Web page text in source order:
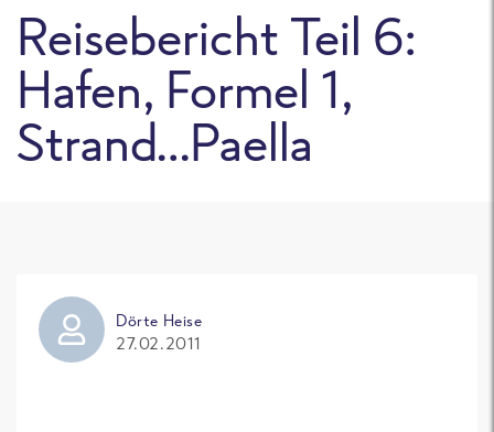
Reisebericht Teil 6:
Hafen, Formel 1,
Strand…Paella
Dörte Heise
27.02.2011